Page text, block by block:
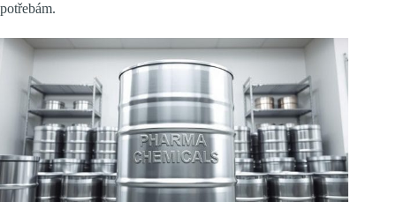
potřebám.